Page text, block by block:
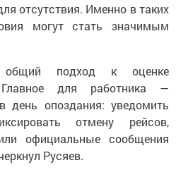
отсутствия. Именно в таких
могут стать значимым
общий подход к оценке
Главное для работника —
день опоздания: уведомить
отмену рейсов,
официальные сообщения
Русяев.